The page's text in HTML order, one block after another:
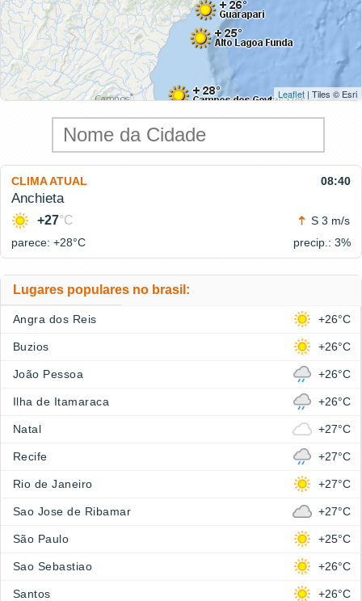
Leaflet | Tiles © Esri
CLIMA ATUAL 08:40
Anchieta
+27°C
S 3 m/s
parece: +28°C precip.: 3%
Lugares populares no brasil:
Angra dos Reis +26°C
Buzios +26°C
João Pessoa +26°C
Ilha de Itamaraca +26°C
Natal +27°C
Recife +27°C
Rio de Janeiro +27°C
Sao Jose de Ribamar +27°C
São Paulo +25°C
Sao Sebastiao +26°C
Santos +26°C